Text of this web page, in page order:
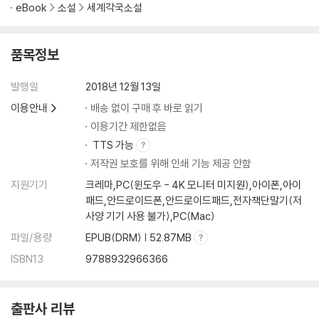
eBook
소설 세계각국소설
품목정보
발행일
2018년 12월 13일
이용안내
배송 없이 구매 후 바로 읽기
이용기간 제한없음
TTS 가능
저작권 보호를 위해 인쇄 기능 제공 안함
지원기기
크레마,PC(윈도우 - 4K 모니터 미지원),아이폰,아이
패드,안드로이드폰,안드로이드패드,전자책단말기(저
사양 기기 사용 불가),PC(Mac)
파일/용량
EPUB(DRM) | 52.87MB
ISBN13
9788932966366
출판사 리뷰